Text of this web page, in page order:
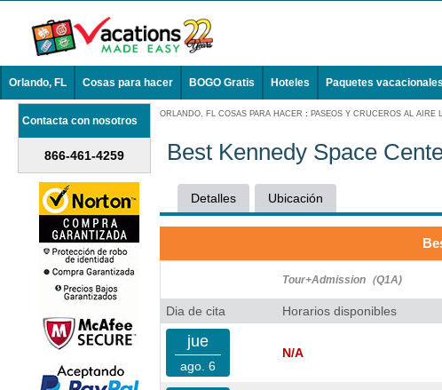
Orlando, FL Cosas para hacer BOGO Gratis Hoteles Paquetes vacacionales
Contacta con nosotros
866-461-4259
ORLANDO, FL COSAS PARA HACER : PASEOS Y CRUCEROS AL AIRE
Best Kennedy Space
Detalles Ubicación
Tour+Admission（Q1A)
Dia de cita Horarios disponibles
jue
ago. 6
N/A